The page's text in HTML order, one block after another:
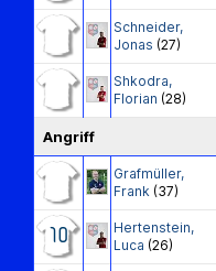
Schneider,
Jonas (27)
Shkodra,
Florian (28)
Angriff
Grafmüller,
Frank (37)
10 Hertenstein,
Luca (26)